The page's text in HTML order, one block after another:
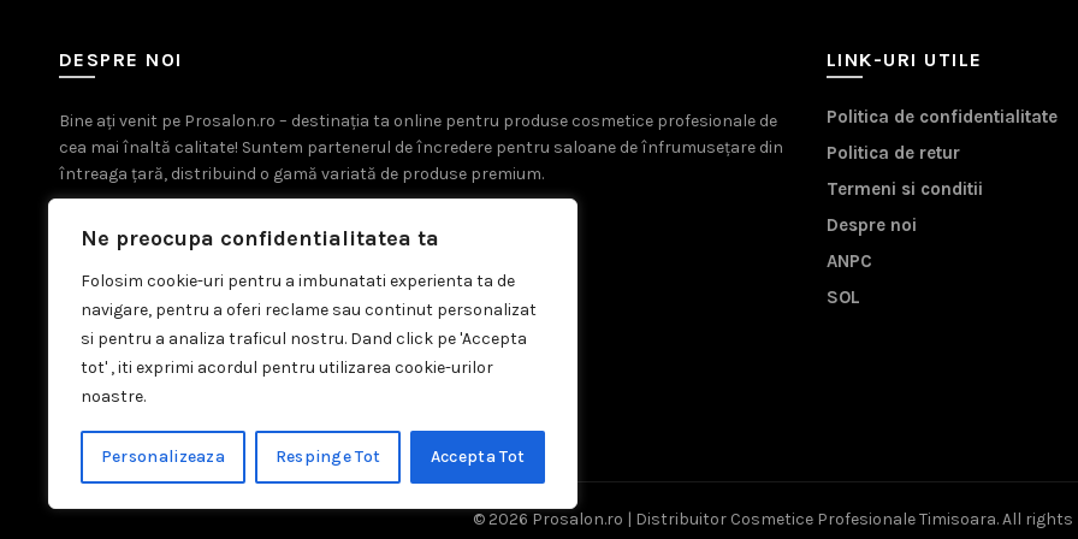
Ne preocupa confidentialitatea ta
Folosim cookie-uri pentru a imbunatati experienta ta de
navigare, pentru a oferi reclame sau continut personalizat
si pentru a analiza traficul nostru. Dand click pe 'Accepta
tot' , iti exprimi acordul pentru utilizarea cookie-urilor
noastre.
Personalizeaza Respinge Tot Accepta Tot
DESPRE NOI
Bine ați venit pe Prosalon.ro – destinația ta online pentru produse cosmetice profesionale de
cea mai înaltă calitate! Suntem partenerul de încredere pentru saloane de înfrumusețare din
întreaga țară, distribuind o gamă variată de produse premium.
LINK-URI UTILE
Politica de confidentialitate
Politica de retur
Termeni si conditii
Despre noi
ANPC
SOL
© 2026 Prosalon.ro | Distribuitor Cosmetice Profesionale Timisoara. All rights